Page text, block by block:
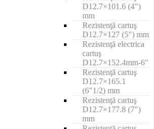
D12.7×101.6 (4")
mm
Rezistenţă cartuş
D12.7×127 (5") mm
Rezistenţă electrica
cartuş
D12.7×152.4mm-6"
Rezistenţă cartuş
D12.7×165.1
(6"1/2) mm
Rezistenţă cartuş
D12.7×177.8 (7")
mm